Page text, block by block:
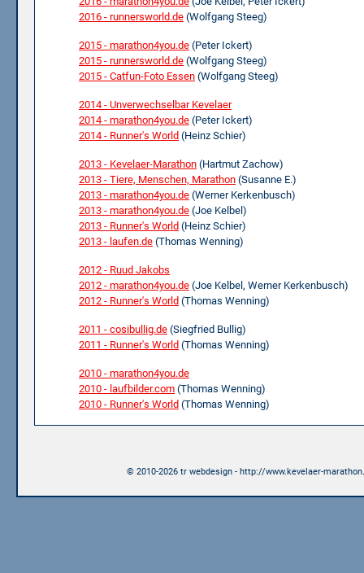
2016 - runnersworld.de (Wolfgang Steeg)
2015 - marathon4you.de (Peter Ickert)
2015 - runnersworld.de (Wolfgang Steeg)
2015 - Catfun-Foto Essen (Wolfgang Steeg)
2014 - Unverwechselbar Kevelaer
2014 - marathon4you.de (Peter Ickert)
2014 - Runner's World (Heinz Schier)
2013 - Kevelaer-Marathon (Hartmut Zachow)
2013 - Tiere, Menschen, Marathon (Susanne E.)
2013 - marathon4you.de (Werner Kerkenbusch)
2013 - marathon4you.de (Joe Kelbel)
2013 - Runner's World (Heinz Schier)
2013 - laufen.de (Thomas Wenning)
2012 - Ruud Jakobs
2012 - marathon4you.de (Joe Kelbel, Werner Kerkenbusch)
2012 - Runner's World (Thomas Wenning)
2011 - cosibullig.de (Siegfried Bullig)
2011 - Runner's World (Thomas Wenning)
2010 - marathon4you.de
2010 - laufbilder.com (Thomas Wenning)
2010 - Runner's World (Thomas Wenning)
© 2010-2026 tr webdesign - http://www.kevelaer-